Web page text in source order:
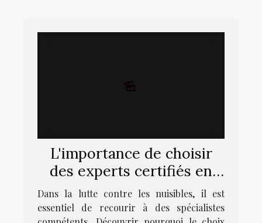
L'importance de choisir
des experts certifiés en
dératisation
Dans la lutte contre les nuisibles, il est
essentiel de recourir à des spécialistes